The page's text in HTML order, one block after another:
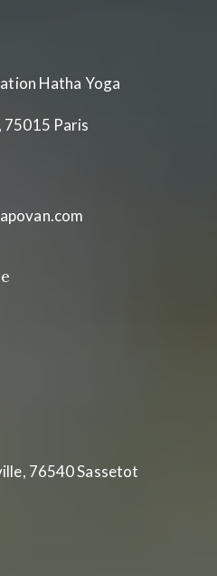
Hatha Yoga
75015 Paris
76540 Sassetot